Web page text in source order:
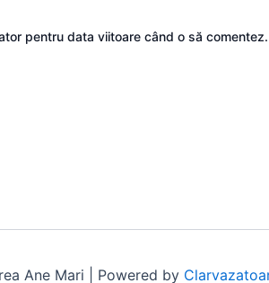
pentru data viitoare când o să comentez.
Ane Mari | Powered by